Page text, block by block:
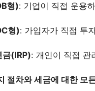
형): 기업이 직접 운용
형): 가입자가 직접 투
금(IRP): 개인이 직접 관
절차와 세금에 대한 모